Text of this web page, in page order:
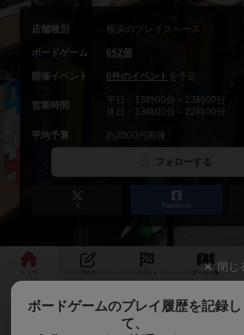
店舗種別 横浜のプレイスペース
ボードゲーム 652個
開催イベント 0件のイベント を予定
営業時間
平日：13時00分～23時00分
休日：13時00分～22時00分
平均予算 約2000円前後
フォローする
X Facebook
ゲーム 一覧
最新情報 【8/26(水)18:00 横浜】らうんどとりっぷボードゲーム会 「かっほの
閉じ
ボードゲームのプレイ履歴を記録し
て、